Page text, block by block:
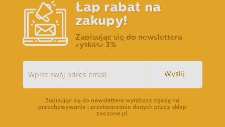
Łap rabat na
zakupy!
Zapisując się do newslettera
zyskasz 3%
Wyślij
Zapisując się do newslettera wyrażasz zgodę na
przechowywanie i przetwarzanie danych przez sklep
zoozone.pl.